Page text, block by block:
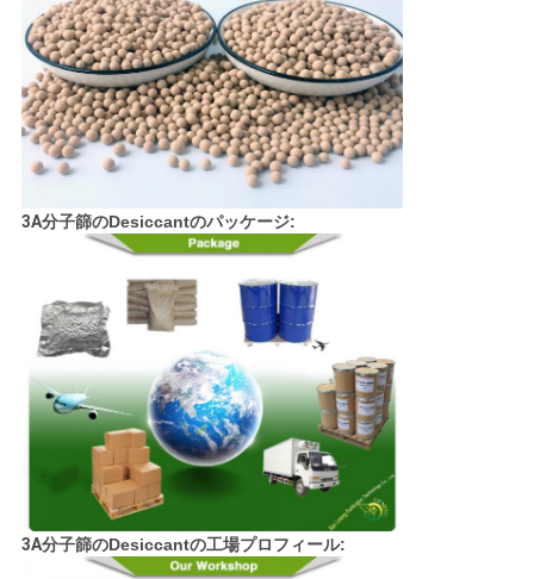
る
地
図
PRIVACY
POLICY
3A分子篩のDesiccantのパッケージ:
3A分子篩のDesiccantの工場プロフィール: